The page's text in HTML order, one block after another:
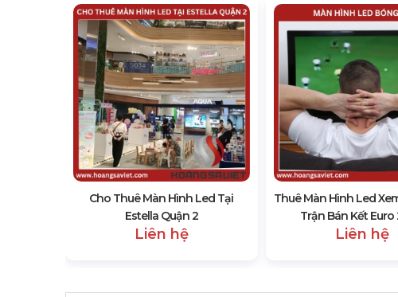
Cho Thuê Màn Hình Led Tại
Estella Quận 2
Liên hệ
Thuê Màn Hình Led
Trận Bán Kết Euro
Liên hệ